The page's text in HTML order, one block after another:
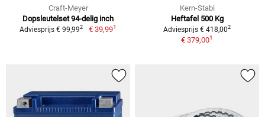
Craft-Meyer
Dopsleutelset 94-delig inch
Adviesprijs € 99,992 € 39,991
Kern-Stabi
Heftafel 500 Kg
Adviesprijs € 418,002
€ 379,001